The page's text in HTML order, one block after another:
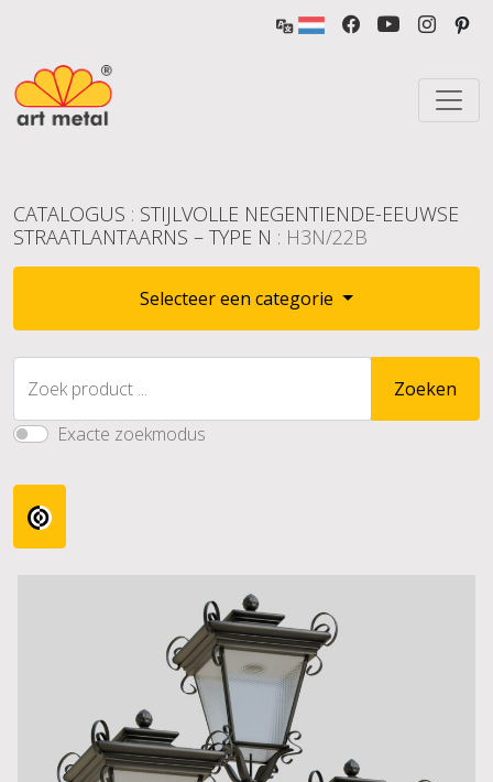
CATALOGUS : STIJLVOLLE NEGENTIENDE-EEUWSE
STRAATLANTAARNS – TYPE N : H3N/22B
Selecteer een categorie
Zoek product ...
Zoeken
Exacte zoekmodus